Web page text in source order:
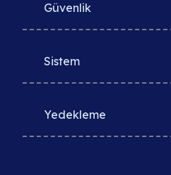
Güvenlik
Sistem
Yedekleme